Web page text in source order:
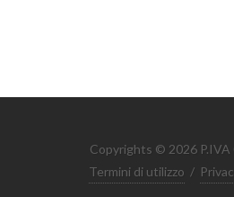
Copyrights © 2026
Termini di utilizzo /